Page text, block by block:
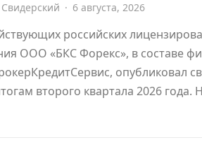
· 6 августа, 2026
российских
ООО «БКС Форекс», в составе
опубликовал
второго квартала 2026 года.